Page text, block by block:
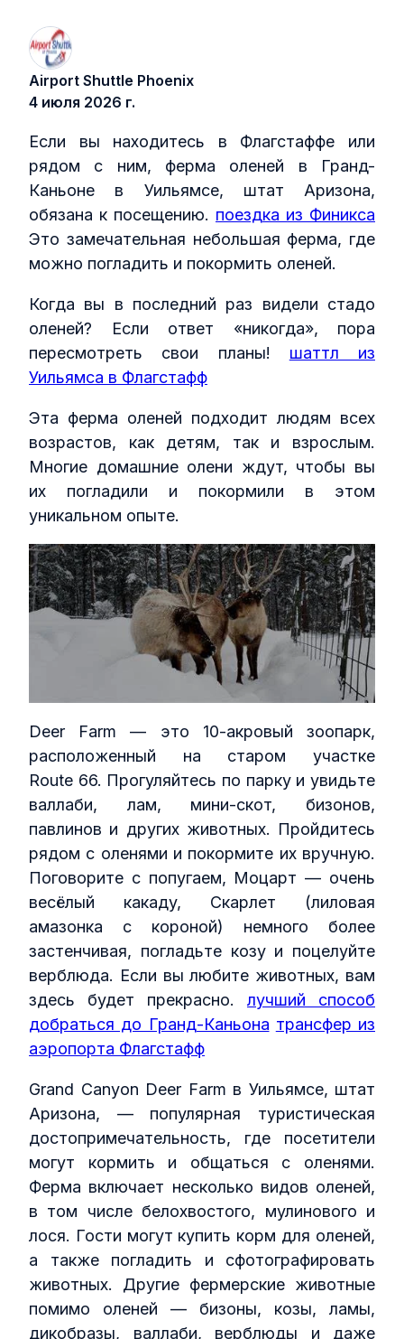
Airport Shuttle Phoenix
4 июля 2026 г.
Если вы находитесь в Флагстаффе или
рядом с ним, ферма оленей в Гранд-
Каньоне в Уильямсе, штат Аризона,
обязана к посещению. поездка из Финикса
Это замечательная небольшая ферма, где
можно погладить и покормить оленей.
Когда вы в последний раз видели стадо
оленей? Если ответ «никогда», пора
пересмотреть свои планы! шаттл из
Уильямса в Флагстафф
Эта ферма оленей подходит людям всех
возрастов, как детям, так и взрослым.
Многие домашние олени ждут, чтобы вы
их погладили и покормили в этом
уникальном опыте.
Deer Farm — это 10‑акровый зоопарк,
расположенный на старом участке
Route 66. Прогуляйтесь по парку и увидьте
валлаби, лам, мини‑скот, бизонов,
павлинов и других животных. Пройдитесь
рядом с оленями и покормите их вручную.
Поговорите с попугаем, Моцарт — очень
весёлый какаду, Скарлет (лиловая
амазонка с короной) немного более
застенчивая, погладьте козу и поцелуйте
верблюда. Если вы любите животных, вам
здесь будет прекрасно. лучший способ
добраться до Гранд‑Каньона трансфер из
аэропорта Флагстафф
Grand Canyon Deer Farm в Уильямсе, штат
Аризона, — популярная туристическая
достопримечательность, где посетители
могут кормить и общаться с оленями.
Ферма включает несколько видов оленей,
в том числе белохвостого, мулинового и
лося. Гости могут купить корм для оленей,
а также погладить и сфотографировать
животных. Другие фермерские животные
помимо оленей — бизоны, козы, ламы,
дикобразы, валлаби, верблюды и даже